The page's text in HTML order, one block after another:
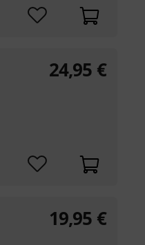
24,95 €
19,95 €